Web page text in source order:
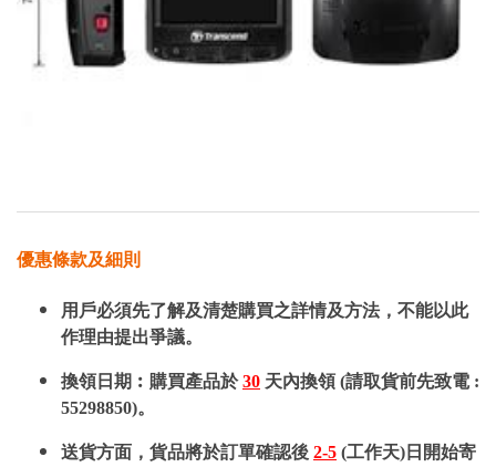
優惠條款及細則
用戶必須先了解及清楚購買之詳情及方法，不能以此
作理由提出爭議。
換領日期︰購買產品於30 天內換領 (請取貨前先致電 :
55298850)。
送貨方面，貨品將於訂單確認後 2-5 (工作天)日開始寄